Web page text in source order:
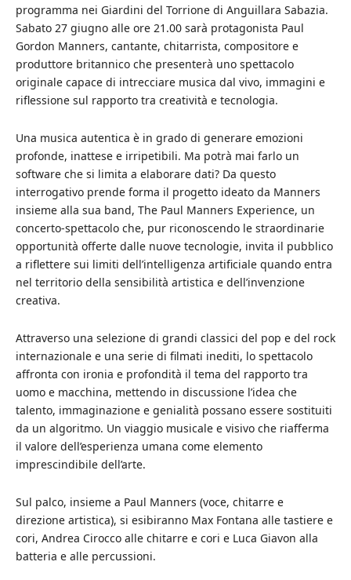
programma nei Giardini del Torrione di Anguillara Sabazia.
Sabato 27 giugno alle ore 21.00 sarà protagonista Paul
Gordon Manners, cantante, chitarrista, compositore e
produttore britannico che presenterà uno spettacolo
originale capace di intrecciare musica dal vivo, immagini e
riflessione sul rapporto tra creatività e tecnologia.
Una musica autentica è in grado di generare emozioni
profonde, inattese e irripetibili. Ma potrà mai farlo un
software che si limita a elaborare dati? Da questo
interrogativo prende forma il progetto ideato da Manners
insieme alla sua band, The Paul Manners Experience, un
concerto-spettacolo che, pur riconoscendo le straordinarie
opportunità offerte dalle nuove tecnologie, invita il pubblico
a riflettere sui limiti dell’intelligenza artificiale quando entra
nel territorio della sensibilità artistica e dell’invenzione
creativa.
Attraverso una selezione di grandi classici del pop e del rock
internazionale e una serie di filmati inediti, lo spettacolo
affronta con ironia e profondità il tema del rapporto tra
uomo e macchina, mettendo in discussione l’idea che
talento, immaginazione e genialità possano essere sostituiti
da un algoritmo. Un viaggio musicale e visivo che riafferma
il valore dell’esperienza umana come elemento
imprescindibile dell’arte.
Sul palco, insieme a Paul Manners (voce, chitarre e
direzione artistica), si esibiranno Max Fontana alle tastiere e
cori, Andrea Cirocco alle chitarre e cori e Luca Giavon alla
batteria e alle percussioni.